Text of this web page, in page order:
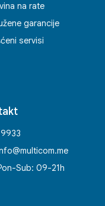
na rate
garancije
servisi
Sub: 09-21h